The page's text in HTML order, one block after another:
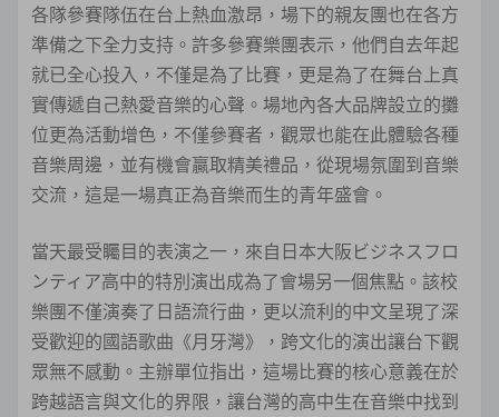
各隊參賽隊伍在台上熱血激昂，場下的親友團也在各方
準備之下全力支持。許多參賽樂團表示，他們自去年起
就已全心投入，不僅是為了比賽，更是為了在舞台上真
實傳遞自己熱愛音樂的心聲。場地內各大品牌設立的攤
位更為活動增色，不僅參賽者，觀眾也能在此體驗各種
音樂周邊，並有機會贏取精美禮品，從現場氛圍到音樂
交流，這是一場真正為音樂而生的青年盛會。
當天最受矚目的表演之一，來自日本大阪ビジネスフロ
ンティア高中的特別演出成為了會場另一個焦點。該校
樂團不僅演奏了日語流行曲，更以流利的中文呈現了深
受歡迎的國語歌曲《月牙灣》，跨文化的演出讓台下觀
眾無不感動。主辦單位指出，這場比賽的核心意義在於
跨越語言與文化的界限，讓台灣的高中生在音樂中找到